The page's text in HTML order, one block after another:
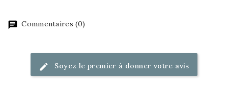
Commentaires (0)
Soyez le premier à donner votre avis